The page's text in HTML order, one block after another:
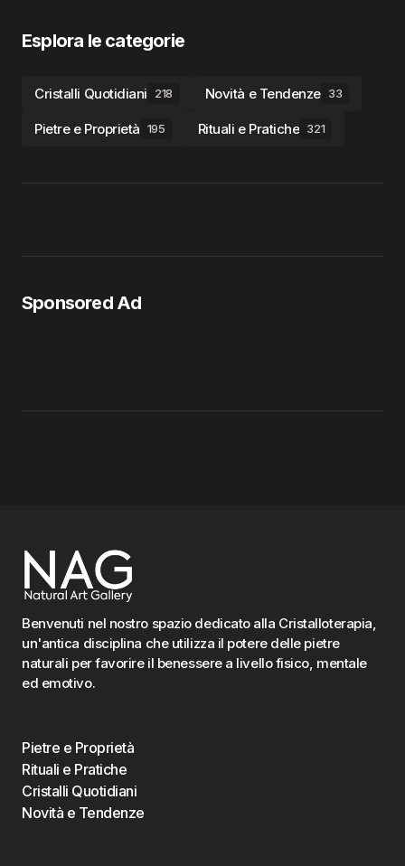
Esplora le categorie
Cristalli Quotidiani 218 Novità e Tendenze 33
Pietre e Proprietà 195 Rituali e Pratiche 321
Sponsored Ad
Benvenuti nel nostro spazio dedicato alla Cristalloterapia,
un'antica disciplina che utilizza il potere delle pietre
naturali per favorire il benessere a livello fisico, mentale
ed emotivo.
Pietre e Proprietà
Rituali e Pratiche
Cristalli Quotidiani
Novità e Tendenze